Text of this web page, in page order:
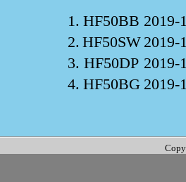
1. HF50BB 2019-
2. HF50SW 2019-
3. HF50DP 2019-
4. HF50BG 2019-